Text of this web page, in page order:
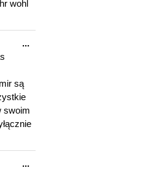
wohl
są
swoim
...
...